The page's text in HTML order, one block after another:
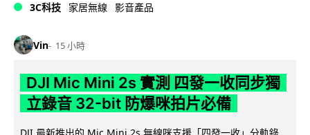
3C科技 家居無線 影音產品
Vin 15 小時
DJI Mic Mini 2s 實測 四發一收同步獨
立錄音 32-bit 防爆咪拍片必備